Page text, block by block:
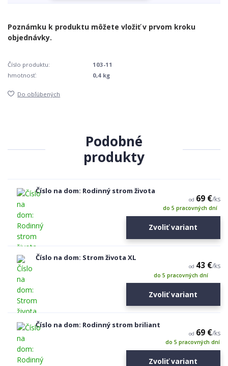
Číslo produktu:
103-11
hmotnosť:
0,4 kg
Do obľúbených
Podobné
produkty
Číslo na dom: Rodinný strom života
od 69 €/ks
do 5 pracovných dní
Zvoliť variant
Číslo na dom: Strom života XL
od 43 €/ks
do 5 pracovných dní
Zvoliť variant
Číslo na dom: Rodinný strom briliant
od 69 €/ks
do 5 pracovných dní
Zvoliť variant